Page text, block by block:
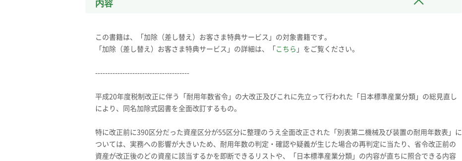
内容
この書籍は、「加除（差し替え）お客さま特典サービス」の対象書籍です。
「加除（差し替え）お客さま特典サービス」の詳細は、「こちら 」をご覧ください。
--------------------------------------
平成20年度税制改正に伴う「耐用年数省令」の大改正及びこれに先立って行われた「日本標準産業分類」の総見直し
により、同名加除式図書を全面改訂するもの。
特に改正前に390区分だった資産区分が55区分に整理のうえ全面改正された「別表第二機械及び装置の耐用年数表」に
ついては、実務への影響が大きいため、耐用年数の判定・確認や疑義が生じた場合の再判定に当たり、省令改正前の
資産が改正後のどの資産に該当するかを即断できるリストや、「日本標準産業分類」の内容が直ちに照合できる内容